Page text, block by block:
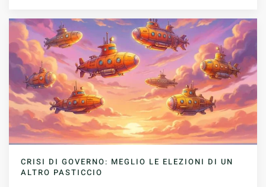
CRISI DI GOVERNO: MEGLIO LE ELEZIONI DI UN
ALTRO PASTICCIO